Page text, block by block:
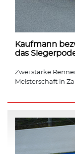
Kaufmann
das
Zwei starke
Meisterschaft in